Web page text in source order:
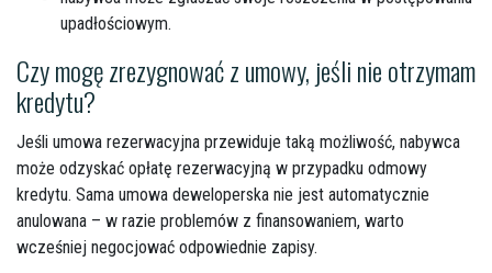
upadłościowym.
Czy mogę zrezygnować z umowy, jeśli nie otrzymam
kredytu?
Jeśli umowa rezerwacyjna przewiduje taką możliwość, nabywca
może odzyskać opłatę rezerwacyjną w przypadku odmowy
kredytu. Sama umowa deweloperska nie jest automatycznie
anulowana – w razie problemów z finansowaniem, warto
wcześniej negocjować odpowiednie zapisy.